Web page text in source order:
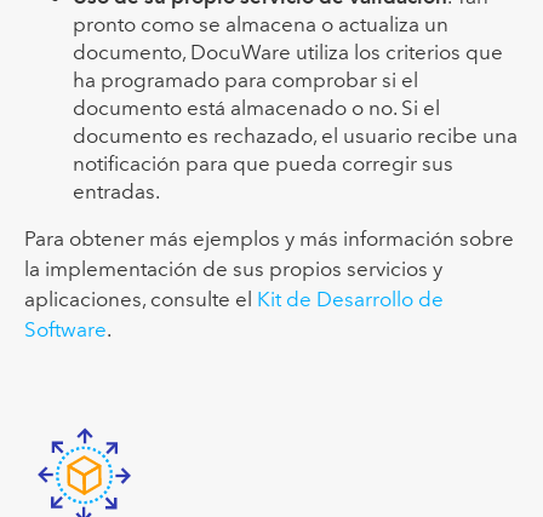
pronto como se almacena o actualiza un
documento, DocuWare utiliza los criterios que
ha programado para comprobar si el
documento está almacenado o no. Si el
documento es rechazado, el usuario recibe una
notificación para que pueda corregir sus
entradas.
Para obtener más ejemplos y más información sobre
la implementación de sus propios servicios y
aplicaciones, consulte el Kit de Desarrollo de
Software.